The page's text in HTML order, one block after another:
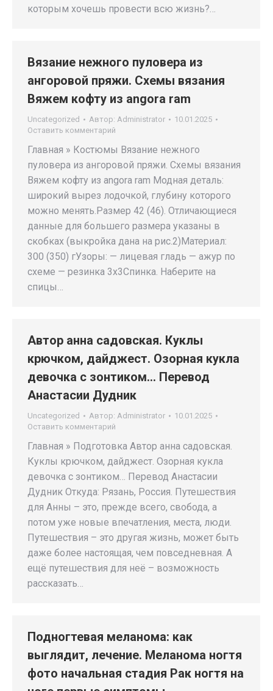
которым хочешь провести всю жизнь?…
Вязание нежного пуловера из
ангоровой пряжи. Схемы вязания
Вяжем кофту из angora ram
Uncategorized Автор: Administrator
10.01.2025
Оставить комментарий
Главная » Костюмы Вязание нежного
пуловера из ангоровой пряжи. Схемы вязания
Вяжем кофту из angora ram Модная деталь:
широкий вырез лодочкой, глубину которого
можно менять.Размер 42 (46). Отличающиеся
данные для большего размера указаны в
скобках (выкройка дана на рис.2)Материал:
300 (350) гУзоры: — лицевая гладь — ажур по
схеме — резинка 3х3Спинка. Наберите на
спицы…
Автор анна садовская. Куклы
крючком, дайджест. Озорная кукла
девочка с зонтиком… Перевод
Анастасии Дудник
Uncategorized Автор: Administrator
10.01.2025
Оставить комментарий
Главная » Подготовка Автор анна садовская.
Куклы крючком, дайджест. Озорная кукла
девочка с зонтиком… Перевод Анастасии
Дудник Откуда: Рязань, Россия. Путешествия
для Анны – это, прежде всего, свобода, а
потом уже новые впечатления, места, люди.
Путешествия – это другая жизнь, может быть
даже более настоящая, чем повседневная. А
ещё путешествия для неё – возможность
рассказать…
Подногтевая меланома: как
выглядит, лечение. Меланома ногтя
фото начальная стадия Рак ногтя на